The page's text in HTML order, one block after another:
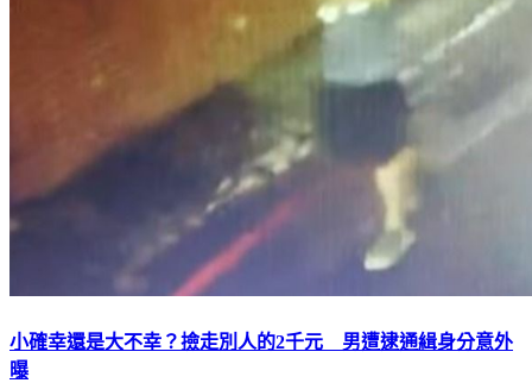
小確幸還是大不幸？撿走別人的2千元 男遭逮通緝身分意外
曝